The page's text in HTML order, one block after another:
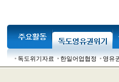
독도위기자료 한일어업협정 영유